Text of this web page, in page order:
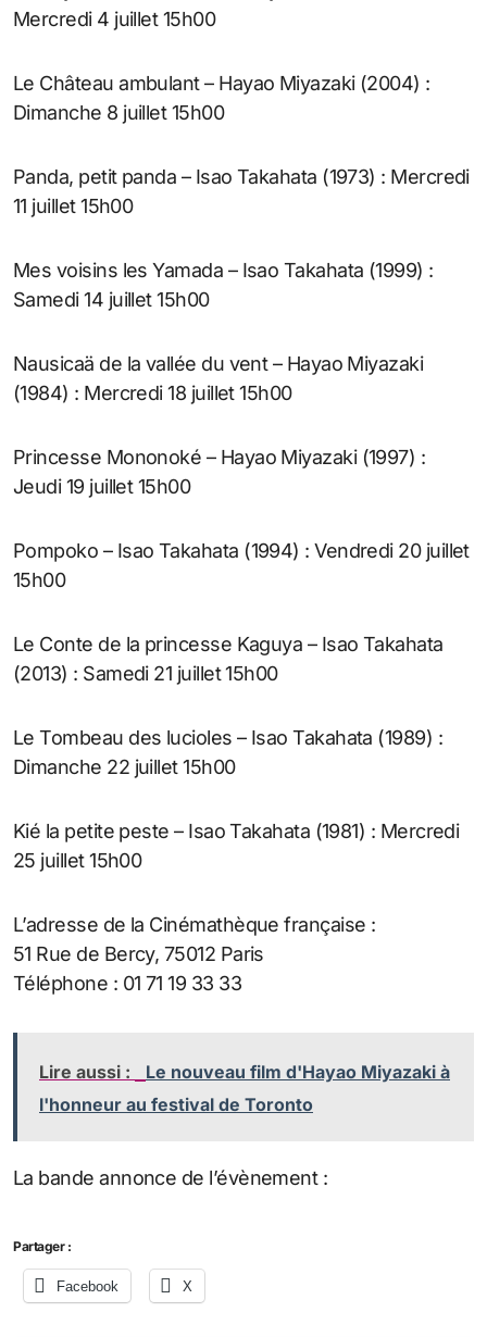
Mercredi 4 juillet 15h00
Le Château ambulant – Hayao Miyazaki (2004) :
Dimanche 8 juillet 15h00
Panda, petit panda – Isao Takahata (1973) : Mercredi
11 juillet 15h00
Mes voisins les Yamada – Isao Takahata (1999) :
Samedi 14 juillet 15h00
Nausicaä de la vallée du vent – Hayao Miyazaki
(1984) : Mercredi 18 juillet 15h00
Princesse Mononoké – Hayao Miyazaki (1997) :
Jeudi 19 juillet 15h00
Pompoko – Isao Takahata (1994) : Vendredi 20 juillet
15h00
Le Conte de la princesse Kaguya – Isao Takahata
(2013) : Samedi 21 juillet 15h00
Le Tombeau des lucioles – Isao Takahata (1989) :
Dimanche 22 juillet 15h00
Kié la petite peste – Isao Takahata (1981) : Mercredi
25 juillet 15h00
L’adresse de la Cinémathèque française :
51 Rue de Bercy, 75012 Paris
Téléphone : 01 71 19 33 33
Lire aussi :
Le nouveau film d'Hayao Miyazaki à
l'honneur au festival de Toronto
La bande annonce de l’évènement :
Partager :
Facebook X